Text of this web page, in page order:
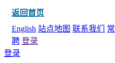
返回首页
English 站点地图 联系我们
聘 登录
登录